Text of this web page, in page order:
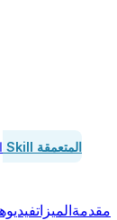
دروس Skill المتعمقة
مقدمةالميزات